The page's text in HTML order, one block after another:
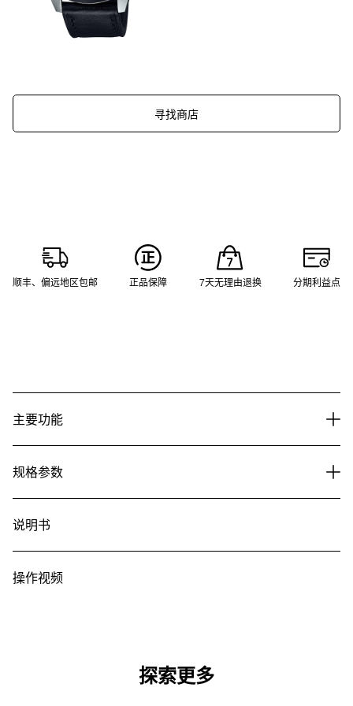
寻找商店
顺丰、偏远地区包邮 正品保障 7天无理由退换 分期利益点
主要功能
规格参数
说明书
操作视频
探索更多